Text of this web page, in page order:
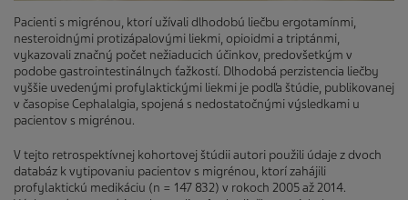
Pacienti s migrénou, ktorí užívali dlhodobú liečbu ergotamínmi,
nesteroidnými protizápalovými liekmi, opioidmi a triptánmi,
vykazovali značný počet nežiaducich účinkov, predovšetkým v
podobe gastrointestinálnych ťažkostí. Dlhodobá perzistencia liečby
vyššie uvedenými profylaktickými liekmi je podľa štúdie, publikovanej
v časopise Cephalalgia, spojená s nedostatočnými výsledkami u
pacientov s migrénou.
V tejto retrospektívnej kohortovej štúdii autori použili údaje z dvoch
databáz k vytipovaniu pacientov s migrénou, ktorí zahájili
profylaktickú medikáciu (n = 147 832) v rokoch 2005 až 2014.